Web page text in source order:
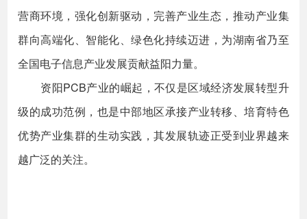
营商环境，强化创新驱动，完善产业生态，推动产业集
群向高端化、智能化、绿色化持续迈进，为湖南省乃至
全国电子信息产业发展贡献益阳力量。
资阳PCB产业的崛起，不仅是区域经济发展转型升
级的成功范例，也是中部地区承接产业转移、培育特色
优势产业集群的生动实践，其发展轨迹正受到业界越来
越广泛的关注。